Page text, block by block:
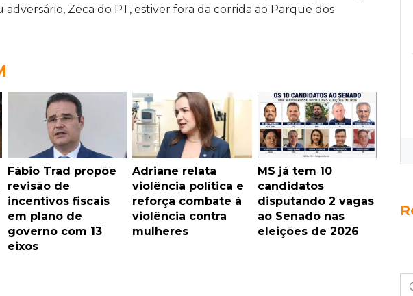
adversário, Zeca do PT, estiver fora da corrida ao Parque dos
Fábio Trad propõe
revisão de
incentivos fiscais
em plano de
governo com 13
eixos
Adriane relata
violência política e
reforça combate à
violência contra
mulheres
MS já tem 10
candidatos
disputando 2 vagas
ao Senado nas
eleições de 2026